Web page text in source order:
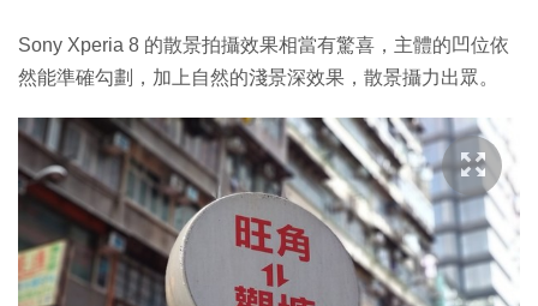
Sony Xperia 8 的散景拍攝效果相當有驚喜，主體的凹位依
然能準確勾劃，加上自然的淺景深效果，散景攝力出眾。